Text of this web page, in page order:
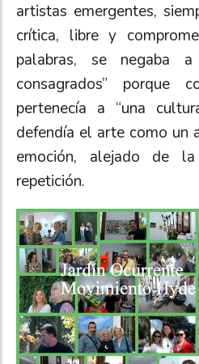
artistas emergentes,
crítica, libre y
palabras, se negaba a
consagrados” porque
pertenecía a “una
defendía el arte como un
emoción, alejado de
repetición.